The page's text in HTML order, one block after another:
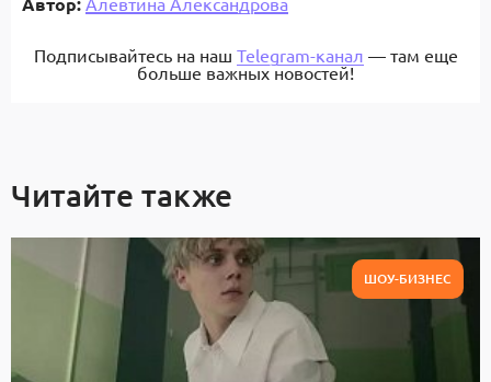
Подписывайтесь на наш Telegram-канал — там еще
больше важных новостей!
Читайте также
ШОУ-БИЗНЕС